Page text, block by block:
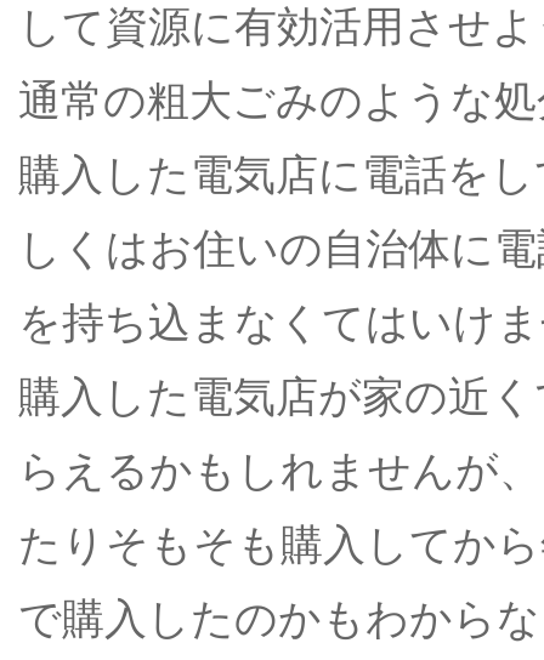
して資源に有効活用させ
通常の粗大ごみのような
購入した電気店に電話を
しくはお住いの自治体に
を持ち込まなくてはいけ
購入した電気店が家の近
らえるかもしれませんが
たりそもそも購入してか
で購入したのかもわから